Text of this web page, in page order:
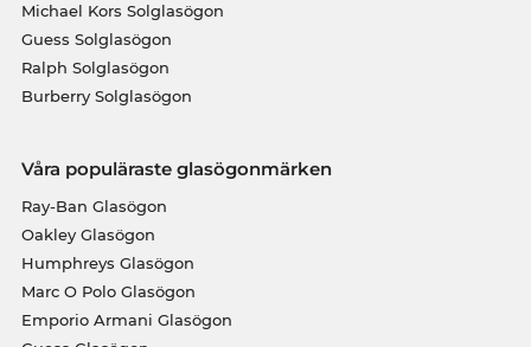
Michael Kors Solglasögon
Guess Solglasögon
Ralph Solglasögon
Burberry Solglasögon
Våra populäraste glasögonmärken
Ray-Ban Glasögon
Oakley Glasögon
Humphreys Glasögon
Marc O Polo Glasögon
Emporio Armani Glasögon